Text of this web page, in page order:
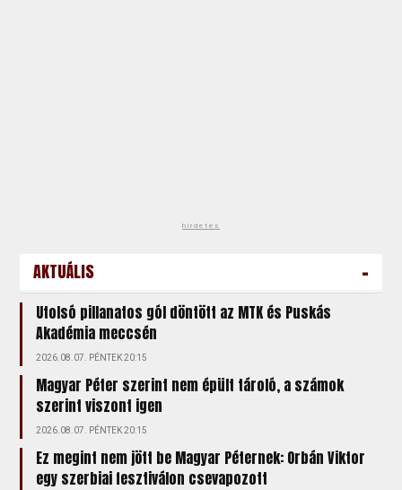
hirdetés
AKTUÁLIS -
Utolsó pillanatos gól döntött az MTK és Puskás
Akadémia meccsén
2026.08.07. PÉNTEK 20:15
Magyar Péter szerint nem épült tároló, a számok
szerint viszont igen
2026.08.07. PÉNTEK 20:15
Ez megint nem jött be Magyar Péternek: Orbán Viktor
egy szerbiai fesztiválon csevapozott